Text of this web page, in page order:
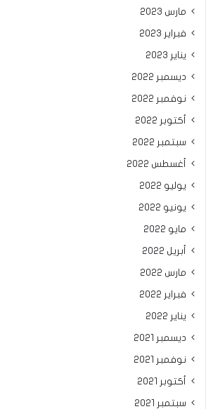
مارس 2023
فبراير 2023
يناير 2023
ديسمبر 2022
نوفمبر 2022
أكتوبر 2022
سبتمبر 2022
أغسطس 2022
يوليو 2022
يونيو 2022
مايو 2022
أبريل 2022
مارس 2022
فبراير 2022
يناير 2022
ديسمبر 2021
نوفمبر 2021
أكتوبر 2021
سبتمبر 2021